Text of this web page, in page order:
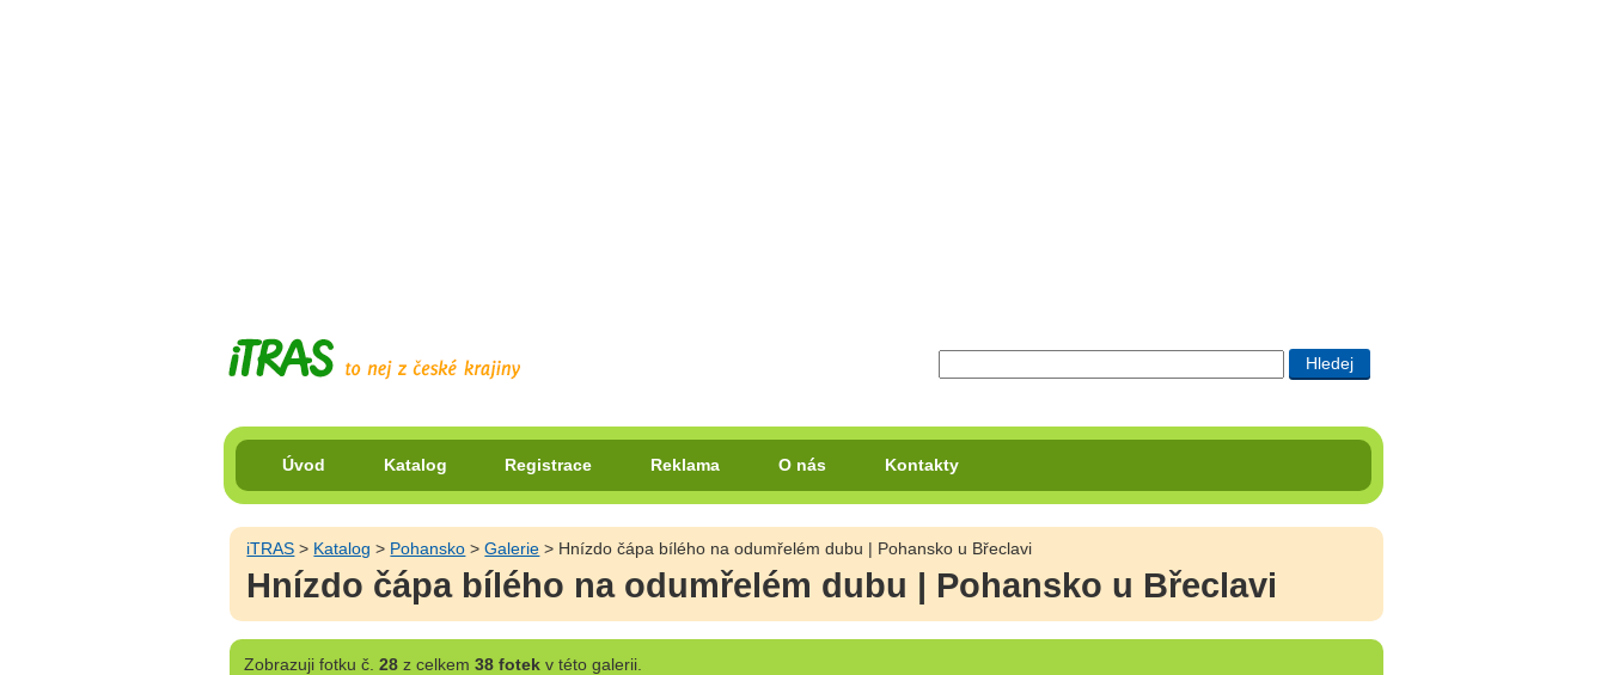
Úvod Katalog Registrace Reklama O nás Kontakty
iTRAS > Katalog > Pohansko >Galerie > Hnízdo čápa bílého na odumřelém dubu | Pohansko u Břeclavi
Hnízdo čápa bílého na odumřelém dubu | Pohansko u Břeclavi
Zobrazujifotku č. 28z celkem 38 fotekv této galerii.